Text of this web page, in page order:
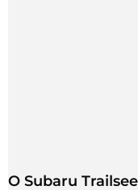
O Subaru